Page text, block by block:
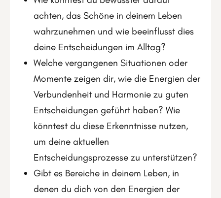
achten, das Schöne in deinem Leben
wahrzunehmen und wie beeinflusst dies
deine Entscheidungen im Alltag?
Welche vergangenen Situationen oder
Momente zeigen dir, wie die Energien der
Verbundenheit und Harmonie zu guten
Entscheidungen geführt haben? Wie
könntest du diese Erkenntnisse nutzen,
um deine aktuellen
Entscheidungsprozesse zu unterstützen?
Gibt es Bereiche in deinem Leben, in
denen du dich von den Energien der